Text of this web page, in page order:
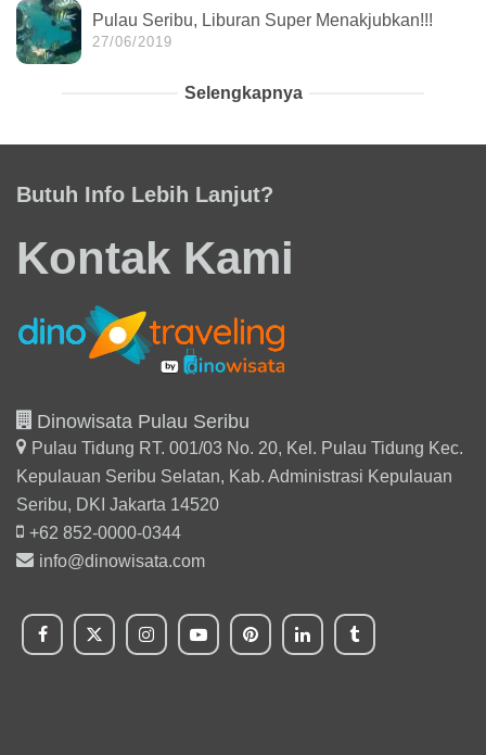
Pulau Seribu, Liburan Super Menakjubkan!!!
27/06/2019
Selengkapnya
Butuh Info Lebih Lanjut?
Kontak Kami
Dinowisata Pulau Seribu
Pulau Tidung RT. 001/03 No. 20, Kel. Pulau Tidung Kec.
Kepulauan Seribu Selatan, Kab. Administrasi Kepulauan
Seribu, DKI Jakarta 14520
+62 852-0000-0344
info@dinowisata.com